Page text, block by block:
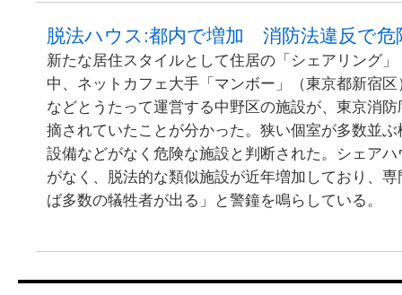
脱法ハウス:都内で増加 消防法違反で危
新たな居住スタイルとして住居の「シェアリング
中、ネットカフェ大手「マンボー」（東京都新宿
などとうたって運営する中野区の施設が、東京消
摘されていたことが分かった。狭い個室が多数並
設備などがなく危険な施設と判断された。シェア
がなく、脱法的な類似施設が近年増加しており、
ば多数の犠牲者が出る」と警鐘を鳴らしている。